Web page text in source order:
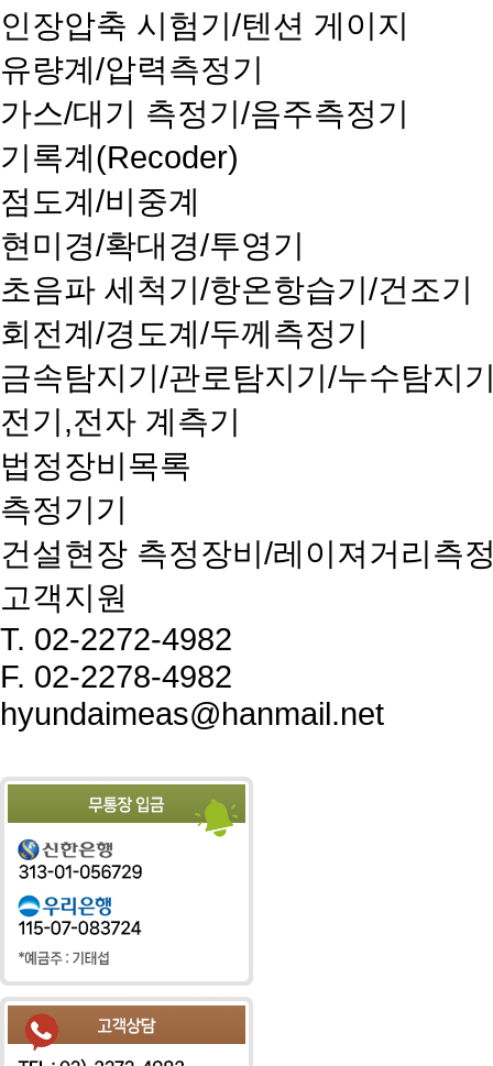
인장압축 시험기/텐션 게이지
유량계/압력측정기
가스/대기 측정기/음주측정기
기록계(Recoder)
점도계/비중계
현미경/확대경/투영기
초음파 세척기/항온항습기/건조기
회전계/경도계/두께측정기
금속탐지기/관로탐지기/누수탐지
전기,전자 계측기
법정장비목록
측정기기
건설현장 측정장비/레이져거리측
고객지원
T. 02-2272-4982
F. 02-2278-4982
hyundaimeas@hanmail.net